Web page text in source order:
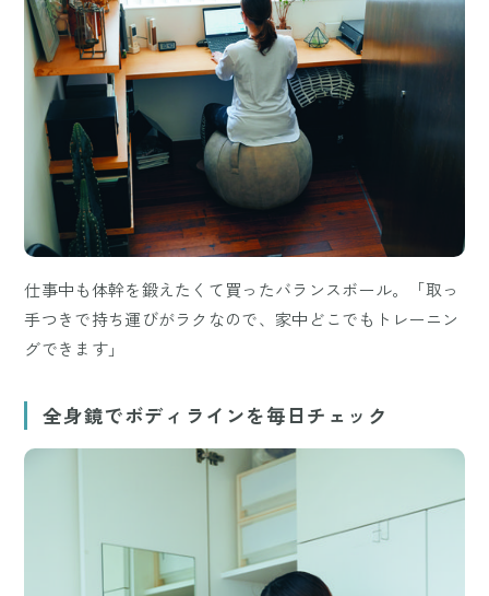
仕事中も体幹を鍛えたくて買ったバランスボール。「取っ
手つきで持ち運びがラクなので、家中どこでもトレーニン
グできます」
全身鏡でボディラインを毎日チェック